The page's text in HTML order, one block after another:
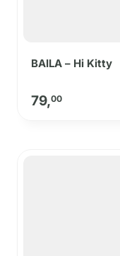
BAILA – Hi Kitty
79,00